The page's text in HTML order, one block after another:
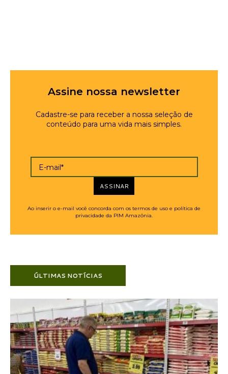
Assine nossa newsletter
Cadastre-se para receber a nossa seleção de
conteúdo para uma vida mais simples.
E-mail*
ASSINAR
Ao inserir o e-mail você concorda com os termos de uso e política de
privacidade da PIM Amazônia.
ÚLTIMAS NOTÍCIAS